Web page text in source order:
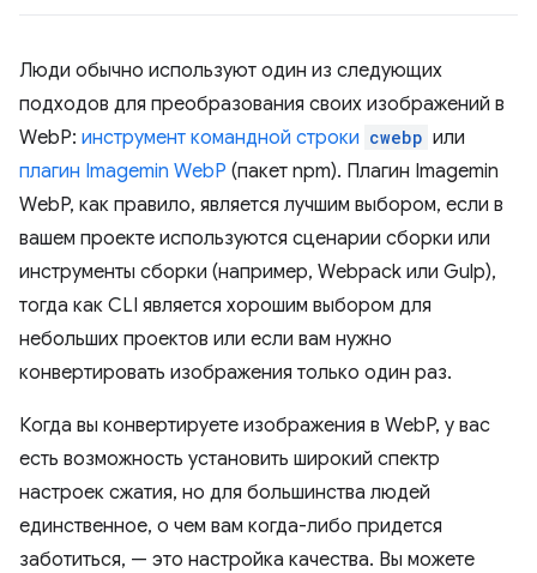
Люди обычно используют один из следующих
подходов для преобразования своих изображений в
WebP: инструмент командной строки cwebp или
плагин Imagemin WebP (пакет npm). Плагин Imagemin
WebP, как правило, является лучшим выбором, если в
вашем проекте используются сценарии сборки или
инструменты сборки (например, Webpack или Gulp),
тогда как CLI является хорошим выбором для
небольших проектов или если вам нужно
конвертировать изображения только один раз.
Когда вы конвертируете изображения в WebP, у вас
есть возможность установить широкий спектр
настроек сжатия, но для большинства людей
единственное, о чем вам когда-либо придется
заботиться, — это настройка качества. Вы можете